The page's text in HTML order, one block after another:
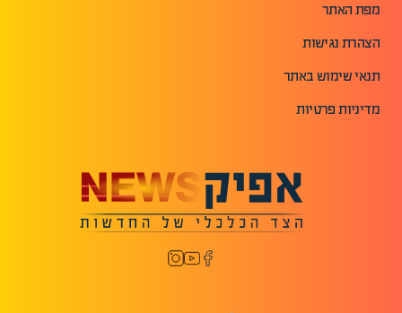
מפת האתר
הצהרת נגישות
תנאי שימוש באתר
מדיניות פרטיות